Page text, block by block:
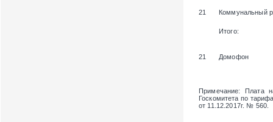
21 Коммунальный
Итого:
21 Домофон
Примечание: Плата
Госкомитета по
от 11.12.2017г. № 560.